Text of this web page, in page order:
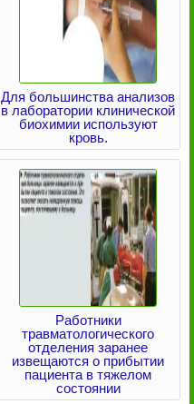
Для большинства анализов
в лаборатории клинической
биохимии используют
кровь.
Работники
травматологического
отделения заранее
извещаются о прибытии
пациента в тяжелом
состоянии